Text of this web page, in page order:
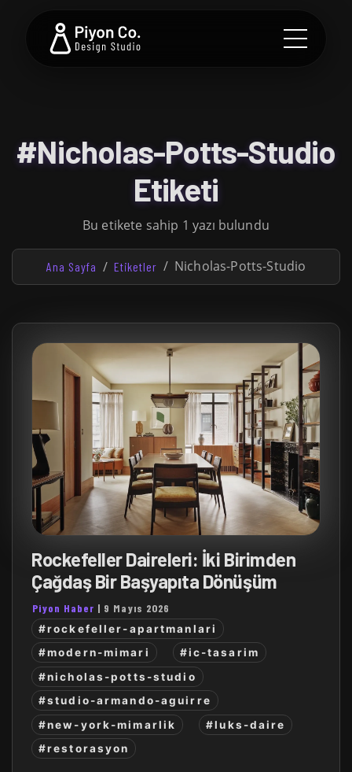
#Nicholas-Potts-Studio
Etiketi
Bu etikete sahip 1 yazı bulundu
Ana Sayfa Etiketler Nicholas-Potts-Studio
Rockefeller Daireleri: İki Birimden
Çağdaş Bir Başyapıta Dönüşüm
Piyon Haber | 9 Mayıs 2026
#rockefeller-apartmanlari
#modern-mimari
#ic-tasarim
#nicholas-potts-studio
#studio-armando-aguirre
#new-york-mimarlik
#luks-daire
#restorasyon